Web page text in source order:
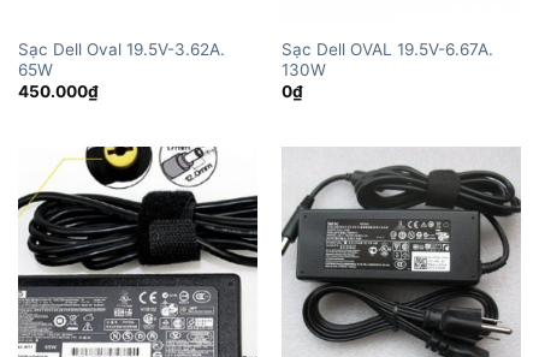
Sạc Dell Oval 19.5V-3.62A.
65W
450.000₫
Sạc Dell OVAL 19.5V-6.67A.
130W
0₫